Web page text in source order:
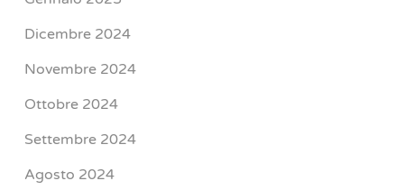
Dicembre 2024
Novembre 2024
Ottobre 2024
Settembre 2024
Agosto 2024